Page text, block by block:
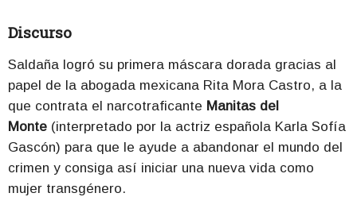
Discurso
Saldaña logró su primera máscara dorada gracias al
papel de la abogada mexicana Rita Mora Castro, a la
que contrata el narcotraficante Manitas del
Monte (interpretado por la actriz española Karla Sofía
Gascón) para que le ayude a abandonar el mundo del
crimen y consiga así iniciar una nueva vida como
mujer transgénero.